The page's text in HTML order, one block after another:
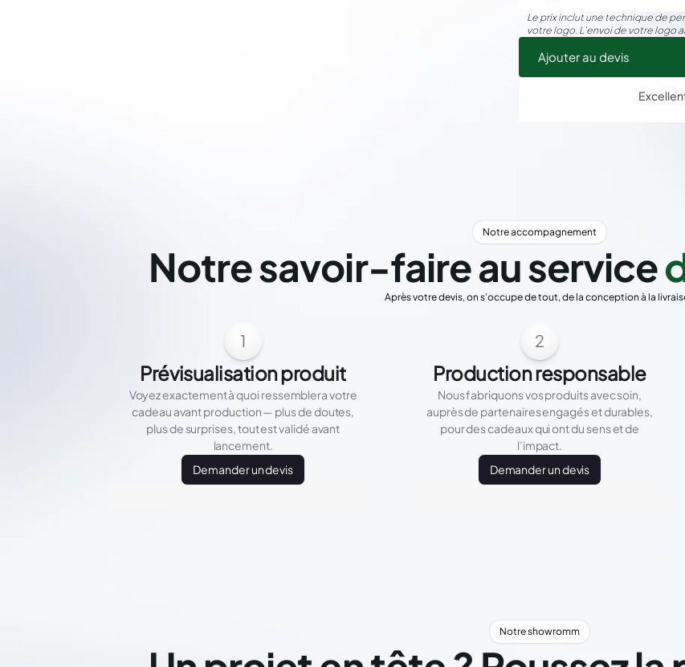
Le prix inclut une technique de
votre logo. L’envoi de votre logo
Ajouter au devis
Notre accompagnement
Notre savoir-faire au service
Après votre devis, on s'occupe de tout, de la conception à la
1
Prévisualisation produit
Voyez exactement à quoi ressemblera votre
cadeau avant production — plus de doutes,
plus de surprises, tout est validé avant
lancement.
Demander un devis
2
Production responsable
Nous fabriquons vos produits avec soin,
auprès de partenaires engagés et durables,
pour des cadeaux qui ont du sens et de
l’impact.
Demander un devis
Notre showromm